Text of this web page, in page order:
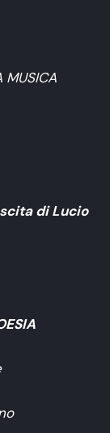
MUSICA
di Lucio